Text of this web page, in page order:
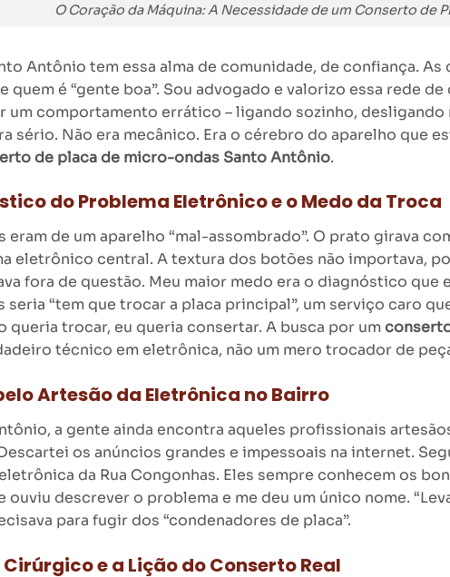
O Coração da Máquina: A Necessidade de um Conserto de
Antônio tem essa alma de comunidade, de confiança.
quem é “gente boa”. Sou advogado e valorizo essa rede
um comportamento errático – ligando sozinho,
sério. Não era mecânico. Era o cérebro do aparelho que
de placa de micro-ondas Santo Antônio.
do Problema Eletrônico e o Medo da Troca
eram de um aparelho “mal-assombrado”. O prato girava
eletrônico central. A textura dos botões não importava,
fora de questão. Meu maior medo era o diagnóstico que
seria “tem que trocar a placa principal”, um serviço caro
queria trocar, eu queria consertar. A busca por um
técnico em eletrônica, não um mero trocador de
Artesão da Eletrônica no Bairro
a gente ainda encontra aqueles profissionais
os anúncios grandes e impessoais na internet.
da Rua Congonhas. Eles sempre conhecem os
ouviu descrever o problema e me deu um único nome.
para fugir dos “condenadores de placa”.
Cirúrgico e a Lição do Conserto Real